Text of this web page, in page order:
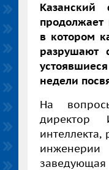
Казанский
продолжает
в котором
недели
На
директор